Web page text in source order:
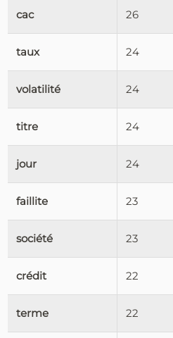
cac 26
taux 24
volatilité 24
titre 24
jour 24
faillite 23
société 23
crédit 22
terme 22